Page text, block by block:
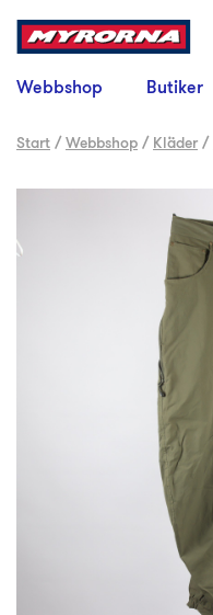
Webbshop Butiker
Start /Webbshop / Kläder /